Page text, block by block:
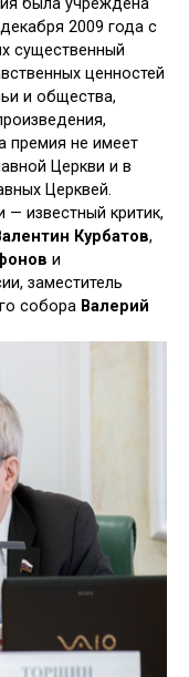
была учреждена
2009 года с
существенный
ценностей
и общества,
премия не имеет
Церкви и в
Церквей.
— известный критик,
Курбатов,
и
заместитель
собора Валерий